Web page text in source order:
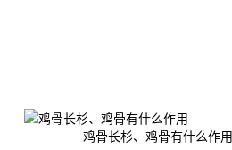
鸡骨长杉、鸡骨有什么作用